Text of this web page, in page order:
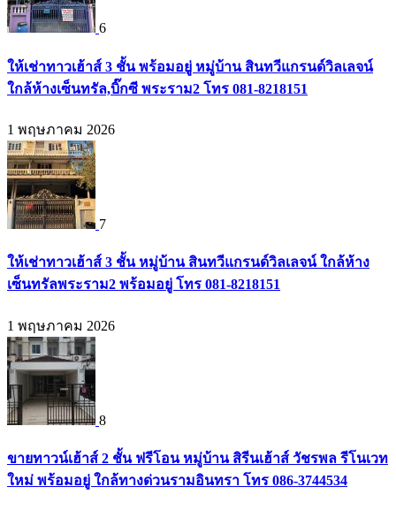
6
ให้เช่าทาวเฮ้าส์ 3 ชั้น พร้อมอยู่ หมู่บ้าน สินทวีแกรนด์วิลเลจน์
ใกล้ห้างเซ็นทรัล,บิ๊กซี พระราม2 โทร 081-8218151
1 พฤษภาคม 2026
7
ให้เช่าทาวเฮ้าส์ 3 ชั้น หมู่บ้าน สินทวีแกรนด์วิลเลจน์ ใกล้ห้าง
เซ็นทรัลพระราม2 พร้อมอยู่ โทร 081-8218151
1 พฤษภาคม 2026
8
ขายทาวน์เฮ้าส์ 2 ชั้น ฟรีโอน หมู่บ้าน สิรีนเฮ้าส์ วัชรพล รีโนเวท
ใหม่ พร้อมอยู่ ใกล้ทางด่วนรามอินทรา โทร 086-3744534